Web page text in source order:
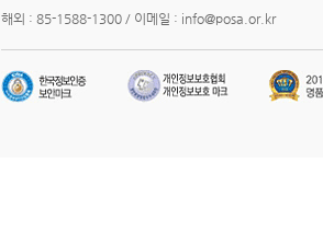
해외 : 85-1588-1300 / 이메일 : info@posa.or.kr